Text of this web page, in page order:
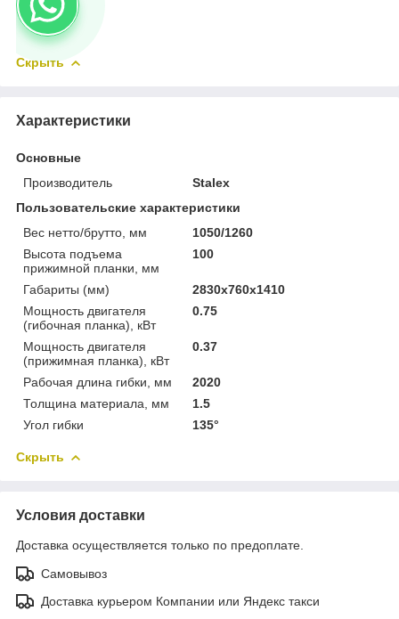
Скрыть
Характеристики
Основные
Производитель
Stalex
Пользовательские характеристики
Вес нетто/брутто, мм
1050/1260
Высота подъема
прижимной планки, мм
100
Габариты (мм)
2830х760х1410
Мощность двигателя
(гибочная планка), кВт
0.75
Мощность двигателя
(прижимная планка), кВт
0.37
Рабочая длина гибки, мм
2020
Толщина материала, мм
1.5
Угол гибки
135°
Скрыть
Условия доставки
Доставка осуществляется только по предоплате.
Самовывоз
Доставка курьером Компании или Яндекс такси